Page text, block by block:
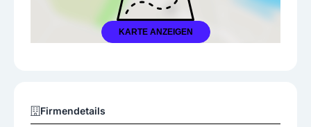
KARTE ANZEIGEN
Firmendetails